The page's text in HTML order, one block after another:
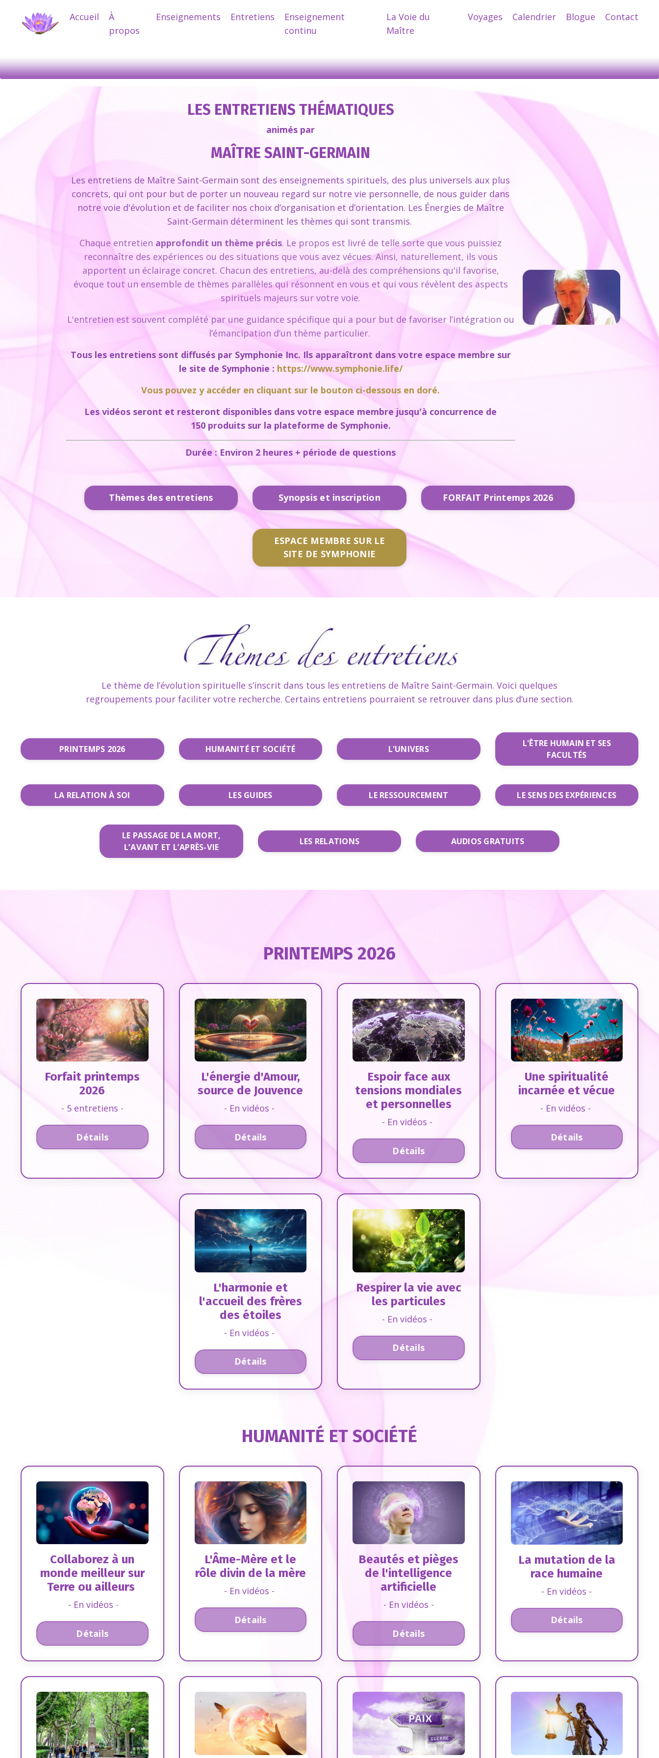
Accueil
À
propos
Enseignements Entretiens
Enseignement
continu
La Voie du
Maître
Voyages Calendrier Blogue Contact
LES ENTRETIENS THÉMATIQUES
animés par
MAÎTRE SAINT-GERMAIN
Les entretiens de Maître Saint-Germain sont des enseignements spirituels, des plus universels aux plus
concrets, qui ont pour but de porter un nouveau regard sur notre vie personnelle, de nous guider dans
notre voie d'évolution et de faciliter nos choix d’organisation et d’orientation. Les Énergies de Maître
Saint-Germain déterminent les thèmes qui sont transmis.
Chaque entretien approfondit un thème précis. Le propos est livré de telle sorte que vous puissiez
reconnaître des expériences ou des situations que vous avez vécues. Ainsi, naturellement, ils vous
apportent un éclairage concret. Chacun des entretiens, au-delà des compréhensions qu'il favorise,
évoque tout un ensemble de thèmes parallèles qui résonnent en vous et qui vous révèlent des aspects
spirituels majeurs sur votre voie.
L'entretien est souvent complété par une guidance spécifique qui a pour but de favoriser l’intégration ou
l’émancipation d’un thème particulier.
Tous les entretiens sont diffusés par Symphonie Inc. Ils apparaîtront dans votre espace membre sur
le site de Symphonie : https://www.symphonie.life/
Vous pouvez y accéder en cliquant sur le bouton ci-dessous en doré.
Les vidéos seront et resteront disponibles dans votre espace membre jusqu'à concurrence de
150 produitssur la plateforme de Symphonie.
Durée : Environ 2 heures + période de questions
Thèmes des entretiens Synopsis et inscription FORFAIT Printemps 2026
ESPACE MEMBRE SUR LE
SITE DE SYMPHONIE
Le thème de l’évolution spirituelle s’inscrit dans tous les entretiens de Maître Saint-Germain. Voici quelques
regroupements pour faciliter votre recherche. Certains entretiens pourraient se retrouver dans plus d’une section.
PRINTEMPS 2026 HUMANITÉ ET SOCIÉTÉ L'UNIVERS
L'ÊTRE HUMAIN ET SES
FACULTÉS
LA RELATION À SOI LES GUIDES LE RESSOURCEMENT LE SENS DES EXPÉRIENCES
LE PASSAGE DE LA MORT,
L’AVANT ET L’APRÈS-VIE
LES RELATIONS AUDIOS GRATUITS
PRINTEMPS 2026
Forfait printemps
2026
- 5 entretiens -
Détails
L'énergie d'Amour,
source de Jouvence
- En vidéos -
Détails
Espoir face aux
tensions mondiales
et personnelles
- En vidéos -
Détails
Une spiritualité
incarnée et vécue
- En vidéos -
Détails
L'harmonie et
l'accueil des frères
des étoiles
- En vidéos -
Détails
Respirer la vie avec
les particules
- En vidéos -
Détails
HUMANITÉ ET SOCIÉTÉ
Collaborez à un
monde meilleur sur
Terre ou ailleurs
- En vidéos -
Détails
L'Âme-Mère et le
rôle divin de la mère
- En vidéos -
Détails
Beautés et pièges
de l'intelligence
artificielle
- En vidéos -
Détails
La mutation de la
race humaine
- En vidéos -
Détails